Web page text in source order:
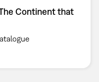
Continent that